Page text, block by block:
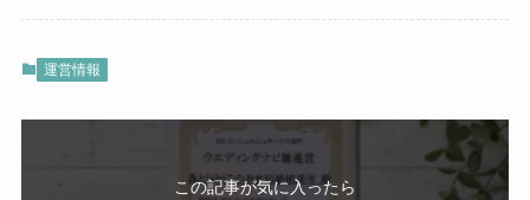
運営情報
この記事が気に入ったら